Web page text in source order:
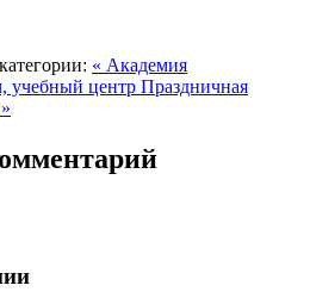
« Академия
учебный центр Праздничная